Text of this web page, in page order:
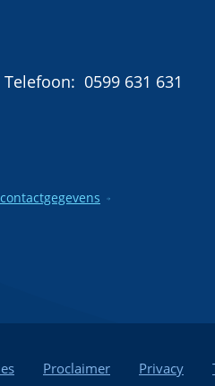
Telefoon: 0599 631 631
Proclaimer Privacy